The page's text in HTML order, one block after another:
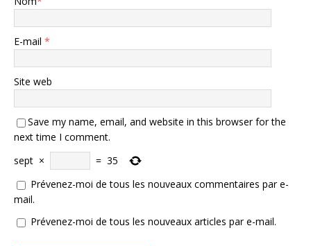
E-mail *
Site web
Save my name, email, and website in this browser for the
next time I comment.
sept × = 35
Prévenez-moi de tous les nouveaux commentaires par e-
mail.
Prévenez-moi de tous les nouveaux articles par e-mail.